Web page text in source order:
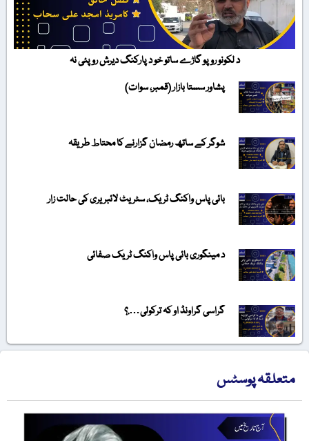
د لکونو روپو گاڑے ساتو خو د پارکنگ دیرش روپئی نہ
پشاور سستا بازار (قمبر، سوات)
شوگر کے ساتھ رمضان گزارنے کا محتاط طریقہ
بائی پاس واکنگ ٹریک، سٹریٹ لائبریری کی حالت زار
د مینگوری بائی پاس واکنگ ٹریک صفائی
گراسی گراونڈ او کہ ترکولی….؟
متعلقہ پوسٹس